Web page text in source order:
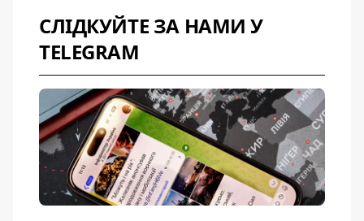
СЛІДКУЙТЕ ЗА НАМИ У
TELEGRAM